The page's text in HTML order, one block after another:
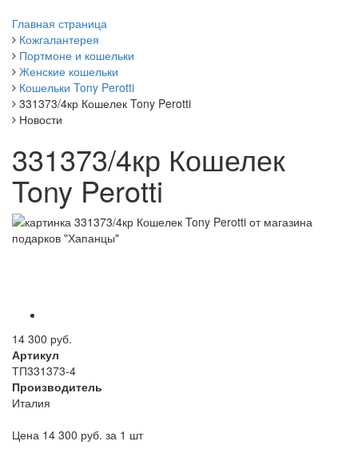
Главная страница
Кожгалантерея
Портмоне и кошельки
Женские кошельки
Кошельки Tony Perotti
331373/4кр Кошелек Tony Perotti
Новости
331373/4кр Кошелек
Tony Perotti
14 300 руб.
Артикул
ТП331373-4
Производитель
Италия
Цена 14 300 руб. за 1 шт